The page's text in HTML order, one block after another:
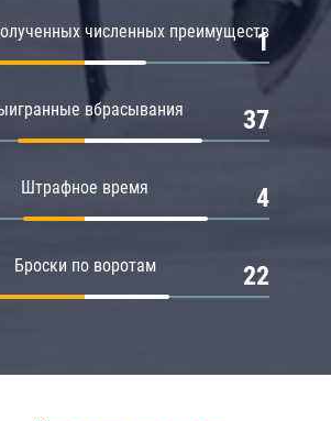
численных преимуществ
1
вбрасывания 37
Штрафное время 4
Броски по воротам 22